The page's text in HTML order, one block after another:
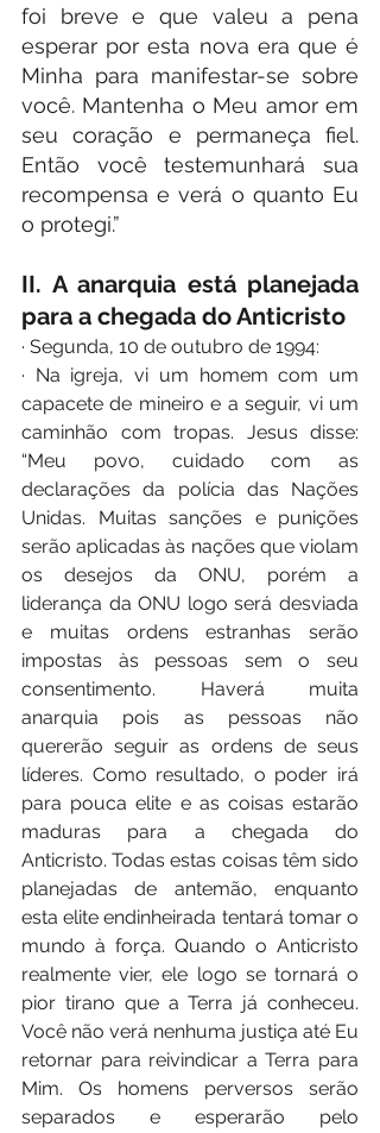
foi breve e que valeu a pena
esperar por esta nova era que é
Minha para manifestar-se sobre
você. Mantenha o Meu amor em
seu coração e permaneça fiel.
Então você testemunhará sua
recompensa e verá o quanto Eu
o protegi.”
II. A anarquia está planejada
para a chegada do Anticristo
· Segunda, 10 de outubro de 1994:
· Na igreja, vi um homem com um
capacete de mineiro e a seguir, vi um
caminhão com tropas. Jesus disse:
“Meu povo, cuidado com as
declarações da polícia das Nações
Unidas. Muitas sanções e punições
serão aplicadas às nações que violam
os desejos da ONU, porém a
liderança da ONU logo será desviada
e muitas ordens estranhas serão
impostas às pessoas sem o seu
consentimento. Haverá muita
anarquia pois as pessoas não
quererão seguir as ordens de seus
líderes. Como resultado, o poder irá
para pouca elite e as coisas estarão
maduras para a chegada do
Anticristo. Todas estas coisas têm sido
planejadas de antemão, enquanto
esta elite endinheirada tentará tomar o
mundo à força. Quando o Anticristo
realmente vier, ele logo se tornará o
pior tirano que a Terra já conheceu.
Você não verá nenhuma justiça até Eu
retornar para reivindicar a Terra para
Mim. Os homens perversos serão
separados e esperarão pelo